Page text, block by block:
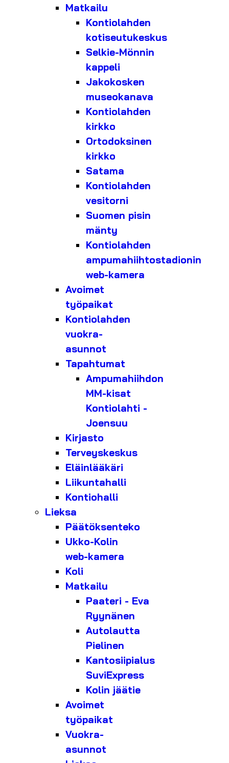
Matkailu
Kontiolahden
kotiseutukeskus
Selkie-Mönnin
kappeli
Jakokosken
museokanava
Kontiolahden
kirkko
Ortodoksinen
kirkko
Satama
Kontiolahden
vesitorni
Suomen pisin
mänty
Kontiolahden
ampumahiihtostadionin
web-kamera
Avoimet
työpaikat
Kontiolahden
vuokra-
asunnot
Tapahtumat
Ampumahiihdon
MM-kisat
Kontiolahti -
Joensuu
Kirjasto
Terveyskeskus
Eläinlääkäri
Liikuntahalli
Kontiohalli
Lieksa
Päätöksenteko
Ukko-Kolin
web-kamera
Koli
Matkailu
Paateri - Eva
Ryynänen
Autolautta
Pielinen
Kantosiipialus
SuviExpress
Kolin jäätie
Avoimet
työpaikat
Vuokra-
asunnot